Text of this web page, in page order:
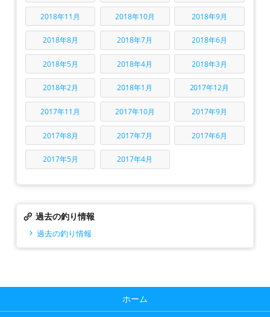
2018年11月 2018年10月 2018年9月
2018年8月 2018年7月 2018年6月
2018年5月 2018年4月 2018年3月
2018年2月 2018年1月 2017年12月
2017年11月 2017年10月 2017年9月
2017年8月 2017年7月 2017年6月
2017年5月 2017年4月
過去の釣り情報
過去の釣り情報
ホーム